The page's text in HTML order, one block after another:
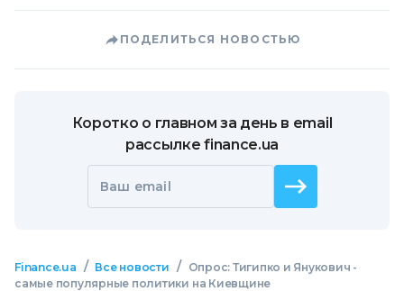
ПОДЕЛИТЬСЯ НОВОСТЬЮ
Коротко о главном за день в email
рассылке finance.ua
Ваш email
Finance.ua / Все новости /
Опрос: Тигипко и Янукович -
самые популярные политики на Киевщине